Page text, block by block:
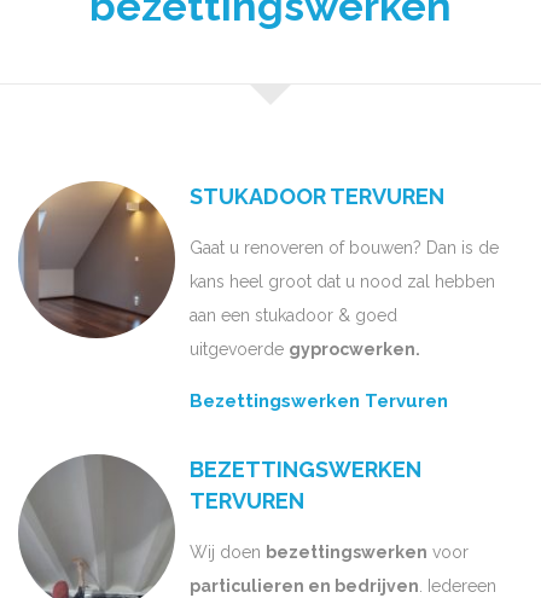
STUKADOOR TERVUREN
Gaat u renoveren of bouwen? Dan is de
kans heel groot dat u nood zal hebben
aan een stukadoor & goed
uitgevoerde gyprocwerken.
Bezettingswerken Tervuren
BEZETTINGSWERKEN
TERVUREN
Wij doen bezettingswerken voor
particulieren en bedrijven. Iedereen